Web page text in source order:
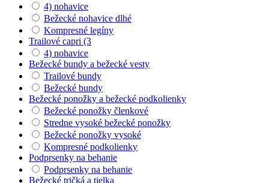
4) nohavice
Bežecké nohavice dlhé
Kompresné legíny
Trailové capri (3
4) nohavice
Bežecké bundy a bežecké vesty
Trailové bundy
Bežecké bundy
Bežecké ponožky a bežecké podkolienky
Bežecké ponožky členkové
Stredne vysoké bežecké ponožky
Bežecké ponožky vysoké
Kompresné podkolienky
Podprsenky na behanie
Podprsenky na behanie
Bežecké tričká a tielka